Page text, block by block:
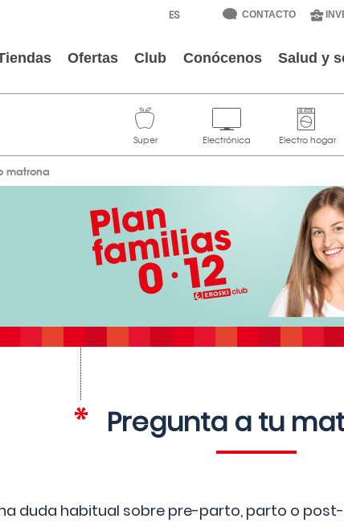
CONTACTO
Ofertas Club Conócenos Salud y
matrona
Pregunta a tu
duda habitual sobre pre-parto, parto o